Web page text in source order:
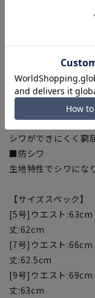
ジャケット：
※セットアップ対応
【機能・仕様】
■ウォッシャブル
ご家庭で洗濯可能な
機またはシャワー
■ストレッチ
シワができにくく窮
■防シワ
生地特性でシワにな
【サイズスペック】
[5号]ウエスト
丈:62cm
[7号]ウエスト
丈:62.5cm
[9号]ウエスト
丈:63cm